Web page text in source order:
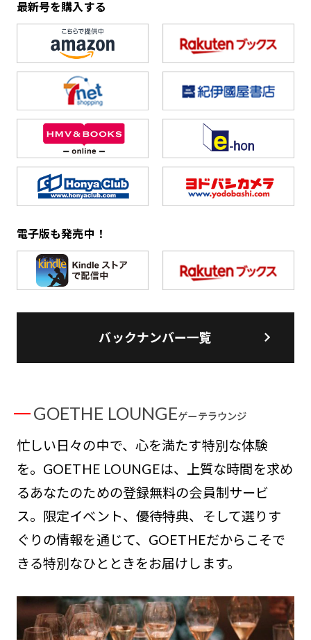
最新号を購入する
電子版も発売中！
バックナンバー一覧
GOETHE LOUNGEゲーテラウンジ
忙しい日々の中で、心を満たす特別な体験
を。GOETHE LOUNGEは、上質な時間を求め
るあなたのための登録無料の会員制サービ
ス。限定イベント、優待特典、そして選りす
ぐりの情報を通じて、GOETHEだからこそで
きる特別なひとときをお届けします。